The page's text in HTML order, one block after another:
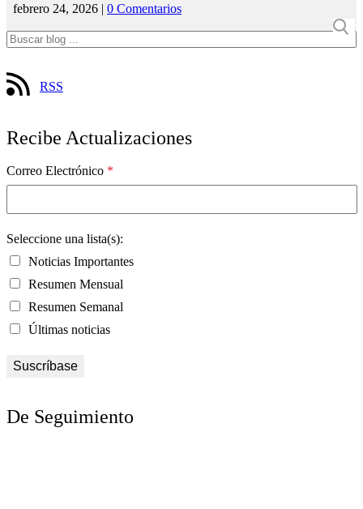
febrero 24, 2026 | 0 Comentarios
RSS
Recibe Actualizaciones
Correo Electrónico *
Seleccione una lista(s):
Noticias Importantes
Resumen Mensual
Resumen Semanal
Últimas noticias
De Seguimiento